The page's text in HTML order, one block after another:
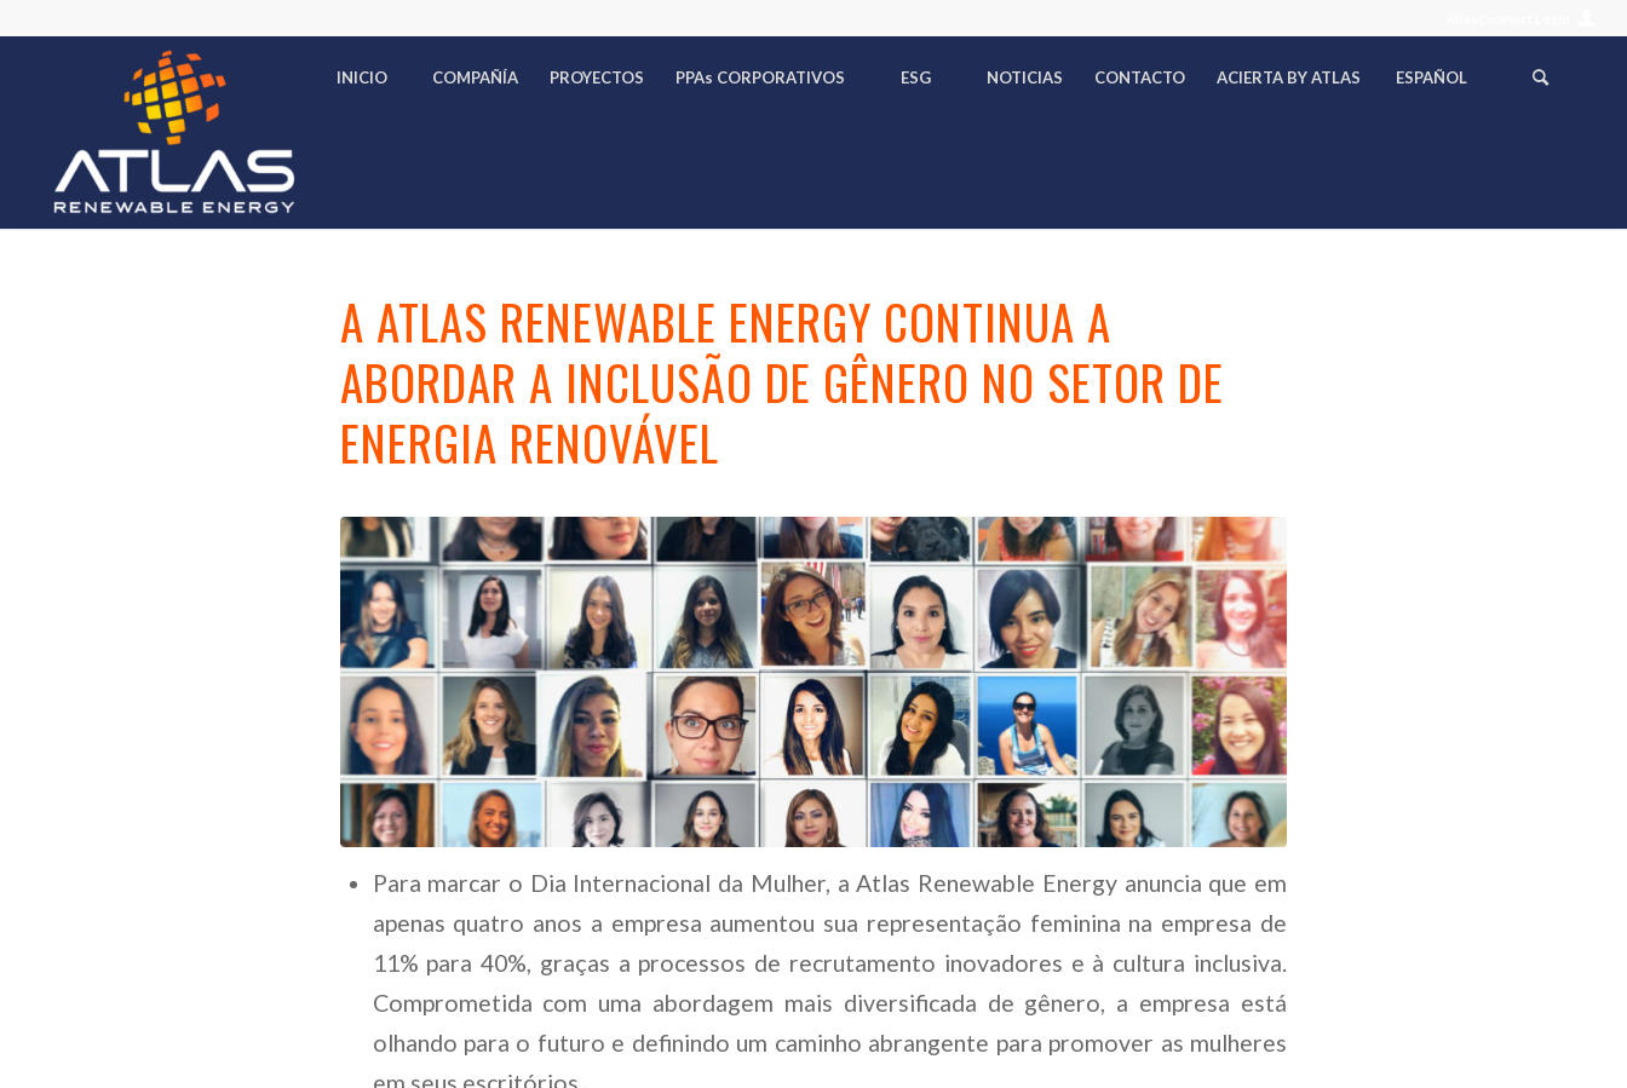
INICIO COMPAÑÍA PROYECTOS PPAs CORPORATIVOS ESG NOTICIAS CONTACTO ACIERTA BY ATLAS ESPAÑOL
A ATLAS RENEWABLE ENERGY CONTINUA A
ABORDAR A INCLUSÃO DE GÊNERO NO SETOR DE
ENERGIA RENOVÁVEL
Para marcar o Dia Internacional da Mulher, a Atlas Renewable Energy anuncia que em
apenas quatro anos a empresa aumentou sua representação feminina na empresa de
11% para 40%, graças a processos de recrutamento inovadores e à cultura inclusiva.
Comprometida com uma abordagem mais diversificada de gênero, a empresa está
olhando para o futuro e definindo um caminho abrangente para promover as mulheres